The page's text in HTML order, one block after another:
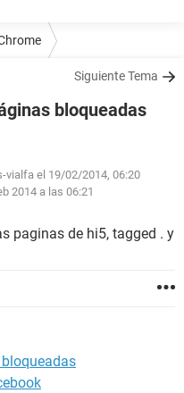
Siguiente Tema
bloqueadas
vialfa el 19/02/2014, 06:20
2014 a las 06:21
paginas de hi5, tagged . y